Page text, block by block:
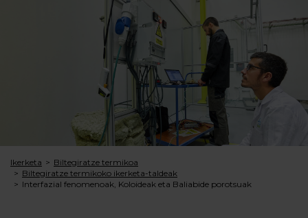
Ikerketa
Biltegiratze termikoa
Biltegiratze termikoko ikerketa-taldeak
Interfazial fenomenoak, Koloideak eta Baliabide porotsuak